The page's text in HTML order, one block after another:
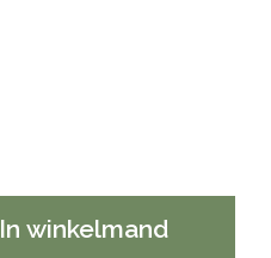
In winkelmand